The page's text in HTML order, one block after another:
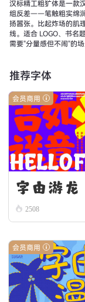
汉标精工粗犷体是一款
组反差——笔触粗实绵
扬嚣张。比起炸场的肌
线。适合 LOGO、书名
需要"分量感但不闹"的场
推荐字体
会员商用
字由游龙
2508
会员商用